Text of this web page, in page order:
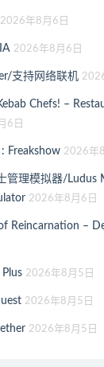
2026年8月6日
2026年8月6日
支持网络联机
Chefs! –
6日
Freakshow 2026年
管理模拟器/Ludus
2026年8月6日
Reincarnation –
2026年8月5日
2026年8月5日
2026年8月5日